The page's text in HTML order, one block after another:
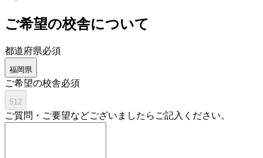
ご希望の校舎について
都道府県必須
福岡県
ご希望の校舎必須
512
ご質問・ご要望などございましたらご記入ください。